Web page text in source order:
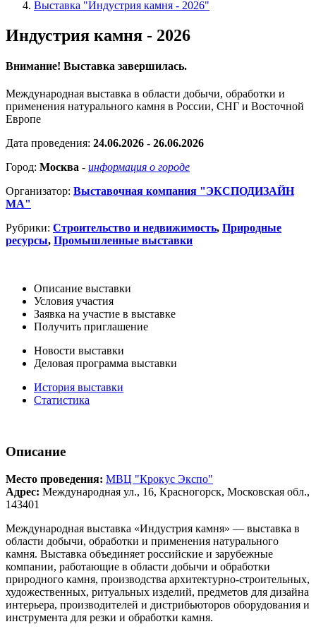
Выставка "Индустрия камня - 2026"
Индустрия камня - 2026
Внимание! Выставка завершилась.
Международная выставка в области добычи, обработки и
применения натурального камня в России, СНГ и Восточной
Европе
Дата проведения: 24.06.2026 - 26.06.2026
Город: Москва - информация о городе
Организатор: Выставочная компания "ЭКСПОДИЗАЙН
МА"
Рубрики: Строительство и недвижимость, Природные
ресурсы, Промышленные выставки
Описание выставки
Условия участия
Заявка на участие в выставке
Получить приглашение
Новости выставки
Деловая программа выставки
История выставки
Статистика
Описание
Место проведения: МВЦ "Крокус Экспо"
Адрес: Международная ул., 16, Красногорск, Московская обл.,
143401
Международная выставка «Индустрия камня» — выставка в
области добычи, обработки и применения натурального
камня. Выставка объединяет российские и зарубежные
компании, работающие в области добычи и обработки
природного камня, производства архитектурно-строительных,
художественных, ритуальных изделий, предметов для дизайна
интерьера, производителей и дистрибьюторов оборудования и
инструмента для резки и обработки камня.